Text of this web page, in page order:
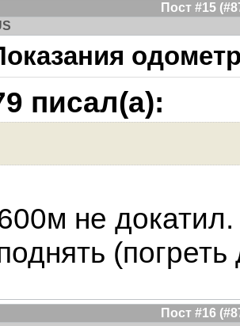
Пост #15
писал(а):
не
(погреть
Пост #16